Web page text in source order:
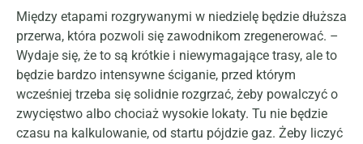
Między etapami rozgrywanymi w niedzielę będzie dłuższa
przerwa, która pozwoli się zawodnikom zregenerować. –
Wydaje się, że to są krótkie i niewymagające trasy, ale to
będzie bardzo intensywne ściganie, przed którym
wcześniej trzeba się solidnie rozgrzać, żeby powalczyć o
zwycięstwo albo chociaż wysokie lokaty. Tu nie będzie
czasu na kalkulowanie, od startu pójdzie gaz. Żeby liczyć